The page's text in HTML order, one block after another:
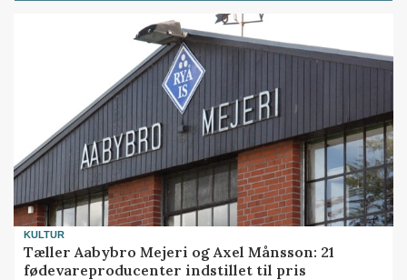
KULTUR
Tæller Aabybro Mejeri og Axel Månsson: 21
fødevareproducenter indstillet til pris